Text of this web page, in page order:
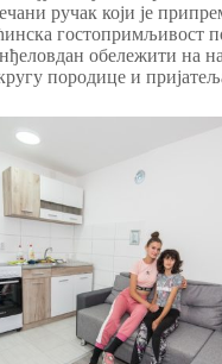
ручак који je
гостопримљивост
обележити на
породице и